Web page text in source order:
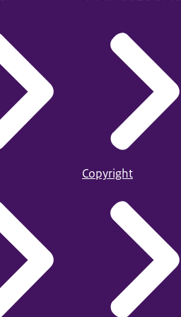
Copyright